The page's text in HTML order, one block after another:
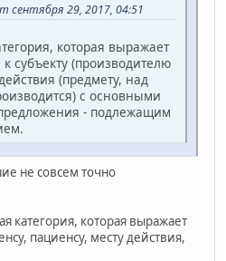
сентября 29, 2017, 04:51
которая выражает
субъекту (производителю
(предмету, над
с основными
- подлежащим
не совсем точно
категория, которая выражает
пациенсу, месту действия,